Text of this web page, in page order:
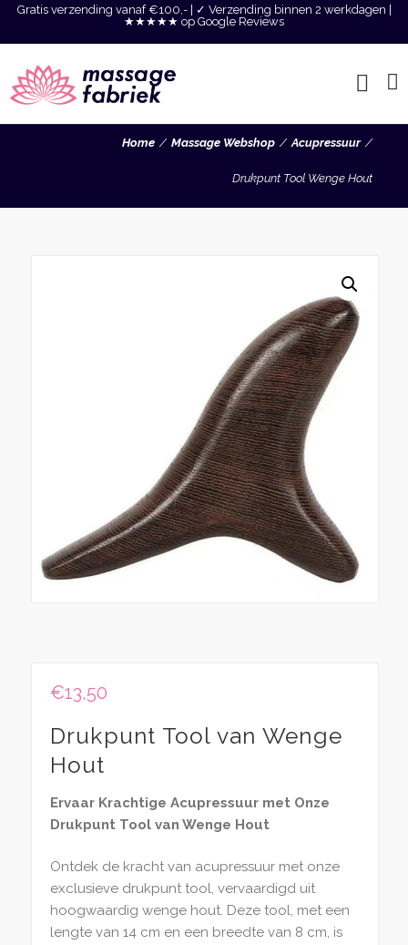
Gratis verzending vanaf €100,- | ✓ Verzending binnen 2 werkdagen |
★★★★★ op Google Reviews
Home Massage Webshop Acupressuur
Drukpunt Tool Wenge Hout
€13,50
Drukpunt Tool van Wenge
Hout
Ervaar Krachtige Acupressuur met Onze
Drukpunt Tool van Wenge Hout
Ontdek de kracht van acupressuur met onze
exclusieve drukpunt tool, vervaardigd uit
hoogwaardig wenge hout. Deze tool, met een
lengte van 14 cm en een breedte van 8 cm, is